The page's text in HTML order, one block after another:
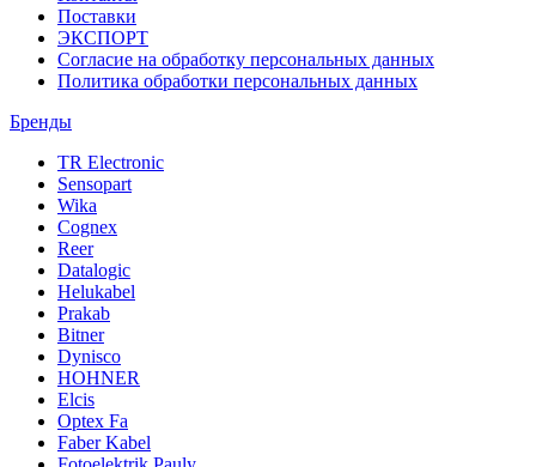
Поставки
ЭКСПОРТ
Согласие на обработку персональных данных
Политика обработки персональных данных
Бренды
TR Electronic
Sensopart
Wika
Cognex
Reer
Datalogic
Helukabel
Prakab
Bitner
Dynisco
HOHNER
Elcis
Optex Fa
Faber Kabel